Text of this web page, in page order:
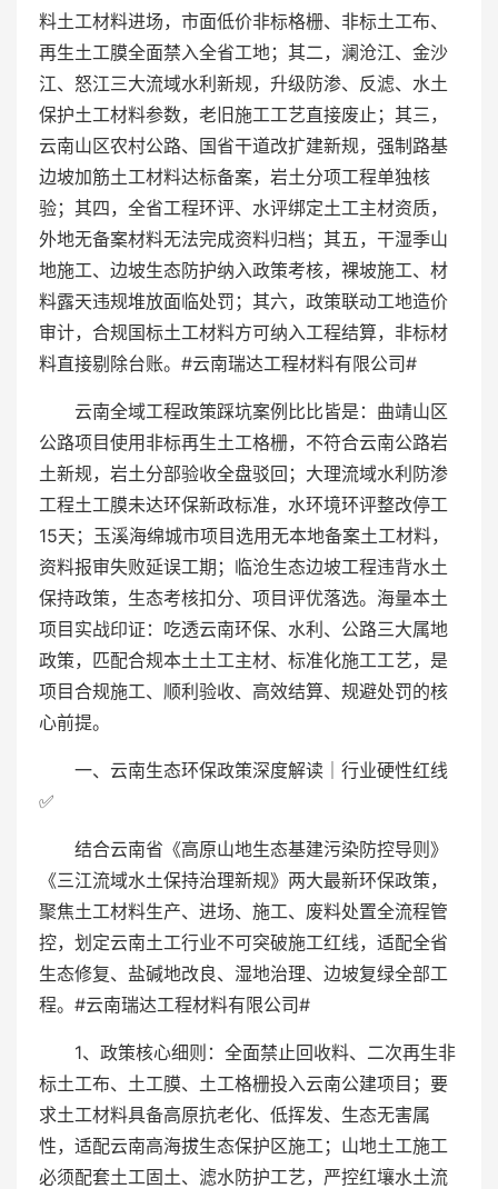
料土工材料进场，市面低价非标格栅、非标土工布、
再生土工膜全面禁入全省工地；其二，澜沧江、金沙
江、怒江三大流域水利新规，升级防渗、反滤、水土
保护土工材料参数，老旧施工工艺直接废止；其三，
云南山区农村公路、国省干道改扩建新规，强制路基
边坡加筋土工材料达标备案，岩土分项工程单独核
验；其四，全省工程环评、水评绑定土工主材资质，
外地无备案材料无法完成资料归档；其五，干湿季山
地施工、边坡生态防护纳入政策考核，裸坡施工、材
料露天违规堆放面临处罚；其六，政策联动工地造价
审计，合规国标土工材料方可纳入工程结算，非标材
料直接剔除台账。#云南瑞达工程材料有限公司#
云南全域工程政策踩坑案例比比皆是：曲靖山区
公路项目使用非标再生土工格栅，不符合云南公路岩
土新规，岩土分部验收全盘驳回；大理流域水利防渗
工程土工膜未达环保新政标准，水环境环评整改停工
15天；玉溪海绵城市项目选用无本地备案土工材料，
资料报审失败延误工期；临沧生态边坡工程违背水土
保持政策，生态考核扣分、项目评优落选。海量本土
项目实战印证：吃透云南环保、水利、公路三大属地
政策，匹配合规本土土工主材、标准化施工工艺，是
项目合规施工、顺利验收、高效结算、规避处罚的核
心前提。
一、云南生态环保政策深度解读｜行业硬性红线
✅
结合云南省《高原山地生态基建污染防控导则》
《三江流域水土保持治理新规》两大最新环保政策，
聚焦土工材料生产、进场、施工、废料处置全流程管
控，划定云南土工行业不可突破施工红线，适配全省
生态修复、盐碱地改良、湿地治理、边坡复绿全部工
程。#云南瑞达工程材料有限公司#
1、政策核心细则：全面禁止回收料、二次再生非
标土工布、土工膜、土工格栅投入云南公建项目；要
求土工材料具备高原抗老化、低挥发、生态无害属
性，适配云南高海拔生态保护区施工；山地土工施工
必须配套土工固土、滤水防护工艺，严控红壤水土流